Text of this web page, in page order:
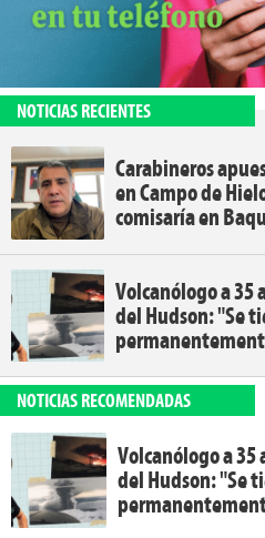
NOTICIAS RECIENTES
Carabineros
en Campo de
comisaría en
Volcanólogo a 35
del Hudson: "Se
NOTICIAS RECOMENDADAS
Volcanólogo a 35
del Hudson: "Se